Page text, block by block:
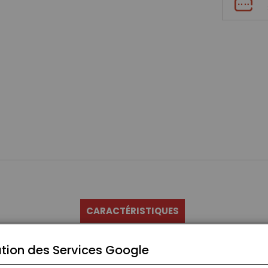
CARACTÉRISTIQUES
des Services Google